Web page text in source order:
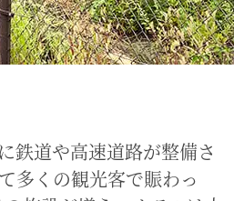
鉄道や高速道路が整備さ
多くの観光客で賑わっ